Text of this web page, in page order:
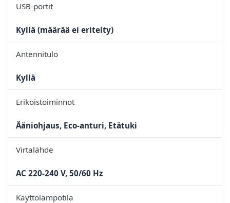
USB-portit
Kyllä (määrää ei eritelty)
Antennitulo
Kyllä
Erikoistoiminnot
Ääniohjaus, Eco-anturi, Etätuki
Virtalähde
AC 220-240 V, 50/60 Hz
Käyttölämpötila